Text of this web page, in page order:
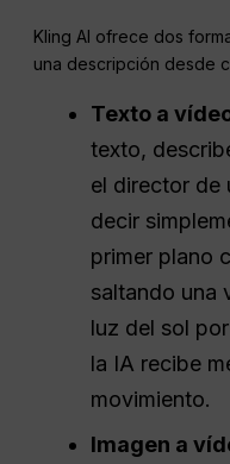
Kling AI ofrece dos
una descripción desde
Texto a
texto,
el director de
decir
primer plano
saltando una
luz del sol
la IA recibe
movimiento.
Imagen a